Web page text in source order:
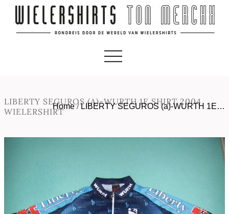
LIBERTY SEGUROS (A)-WURTH 1E SHIRT 2004
WIELERSHIRT
Home/LIBERTY SEGUROS (a)-WURTH 1E…